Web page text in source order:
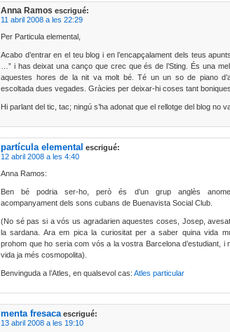
Anna Ramos escrigué:
11 abril 2008 a les 22:29
Per Particula elemental,
Acabo d’entrar en el teu blog i en l’encapçalament dels teus
…” i has deixat una canço que crec que és de l’Sting. És una
aquestes hores de la nit va molt bé. Té un un so de piano
escoltada dues vegades. Gràcies per deixar-hi coses tant boniques.
Hi parlant del tic, tac; ningú s’ha adonat que el rellotge del blog no
partícula elemental escrigué:
12 abril 2008 a les 4:40
Anna Ramos:
Ben bé podria ser-ho, però és d’un grup anglès
acompanyament dels sons cubans de Buenavista Social Club.
(No sé pas si a vós us agradarien aquestes coses, Josep,
la sardana. Ara em pica la curiositat per a saber quina vida
prohom que ho seria com vós a la vostra Barcelona d’estudiant, i
vida ja més cosmopolita).
Benvinguda a l’Atles, en qualsevol cas: Atles particular
menta fresaca escrigué:
13 abril 2008 a les 19:10